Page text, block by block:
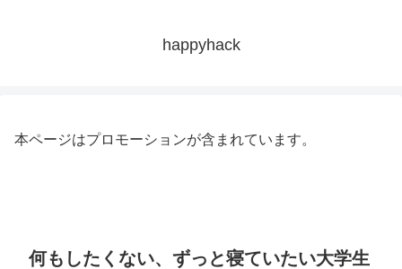
happyhack
本ページはプロモーションが含まれています。
何もしたくない、ずっと寝ていたい大学生